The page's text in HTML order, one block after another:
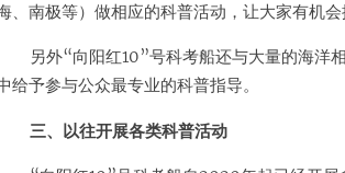
、南极等）做相应的科普活动，让大家有机
另外“向阳红10”号科考船还与大量的海洋
给予参与公众最专业的科普指导。
三、以往开展各类科普活动